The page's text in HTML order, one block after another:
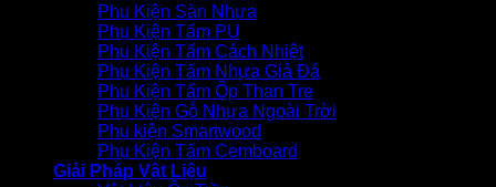
Phụ Kiện Sàn Nhựa
Phụ Kiện Tấm PU
Phụ Kiện Tấm Cách Nhiệt
Phụ Kiện Tấm Nhựa Giả Đá
Phụ Kiện Tấm Ốp Than Tre
Phụ Kiện Gỗ Nhựa Ngoài Trời
Phụ kiện Smartwood
Phụ Kiện Tấm Cemboard
Giải Pháp Vật Liệu